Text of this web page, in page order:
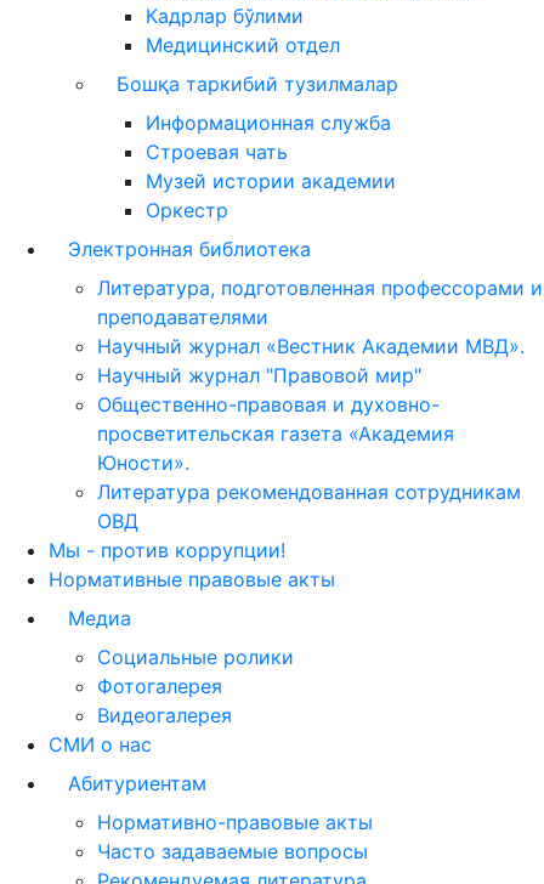
Кадрлар бўлими
Медицинский отдел
Бошқа таркибий тузилмалар
Информационная служба
Строевая чать
Музей истории академии
Оркестр
Электронная библиотека
Литература, подготовленная профессорами и
преподавателями
Научный журнал «Вестник Академии МВД».
Научный журнал "Правовой мир"
Общественно-правовая и духовно-
просветительская газета «Академия
Юности».
Литература рекомендованная сотрудникам
ОВД
Мы - против коррупции!
Нормативные правовые акты
Медиа
Социальные ролики
Фотогалерея
Видеогалерея
СМИ о нас
Абитуриентам
Нормативно-правовые акты
Часто задаваемые вопросы